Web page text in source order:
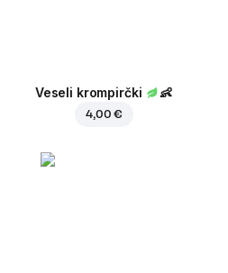
Veseli krompirčki 👶
4,00 €